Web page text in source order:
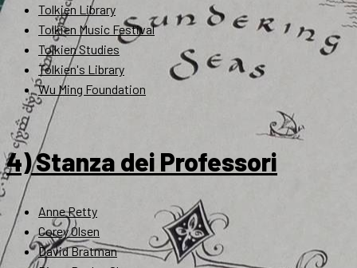
Tolkien Library
Tolkien Music Festival
Tolkien Studies
Tolkien's Library
Wu Ming Foundation
4) Stanza dei Professori
Anne Petty
Corey Olsen
David Bratman